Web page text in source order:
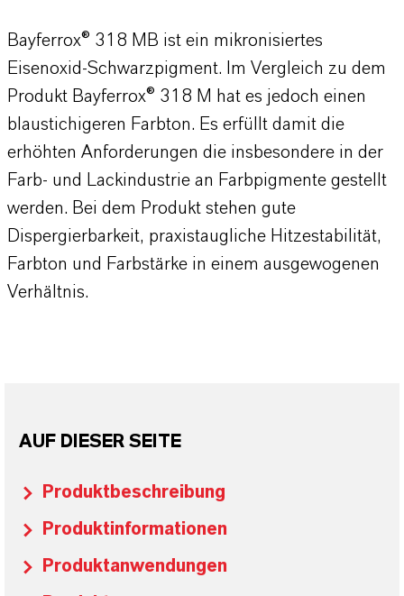
Bayferrox® 318 MB ist ein mikronisiertes
Eisenoxid-Schwarzpigment. Im Vergleich zu dem
Produkt Bayferrox® 318 M hat es jedoch einen
blaustichigeren Farbton. Es erfüllt damit die
erhöhten Anforderungen die insbesondere in der
Farb- und Lackindustrie an Farbpigmente gestellt
werden. Bei dem Produkt stehen gute
Dispergierbarkeit, praxistaugliche Hitzestabilität,
Farbton und Farbstärke in einem ausgewogenen
Verhältnis.
AUF DIESER SEITE
Produktbeschreibung
Produktinformationen
Produktanwendungen